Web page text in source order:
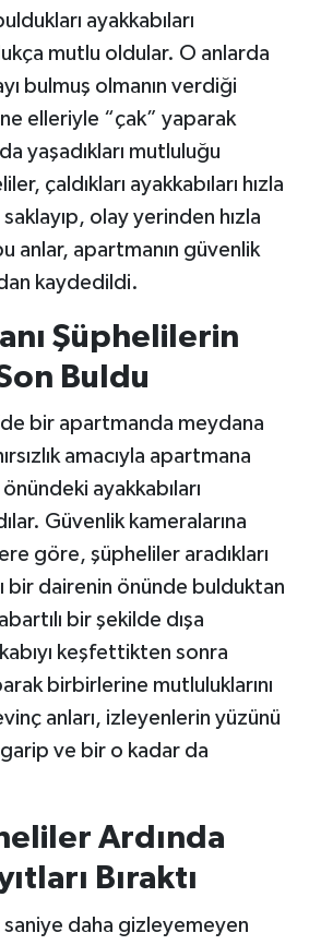
ayakkabıları
mutlu oldular. O anlarda
bulmuş olmanın verdiği
elleriyle “çak” yaparak
yaşadıkları mutluluğu
çaldıkları ayakkabıları hızla
olay yerinden hızla
anlar, apartmanın güvenlik
kaydedildi.
Şüphelilerin
Buldu
bir apartmanda meydana
amacıyla apartmana
ayakkabıları
Güvenlik kameralarına
göre, şüpheliler aradıkları
bir dairenin önünde bulduktan
bir şekilde dışa
keşfettikten sonra
birbirlerine mutluluklarını
anları, izleyenlerin yüzünü
ve bir o kadar da
Ardında
Bıraktı
daha gizleyemeyen